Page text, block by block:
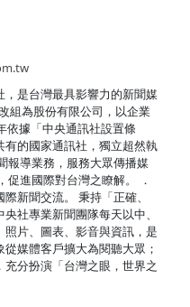
是台灣最具影響力的新聞媒
組為股份有限公司，以企業
依據「中央通訊社設置條
的國家通訊社，獨立超然執
報導業務，服務大眾傳播媒
進國際對台灣之瞭解。 ．
新聞交流。 秉持「正確、
社專業新聞團隊每天以中、
片、圖表、影音與資訊，是
媒體客戶擴大為閱聽大眾；
分扮演「台灣之眼，世界之